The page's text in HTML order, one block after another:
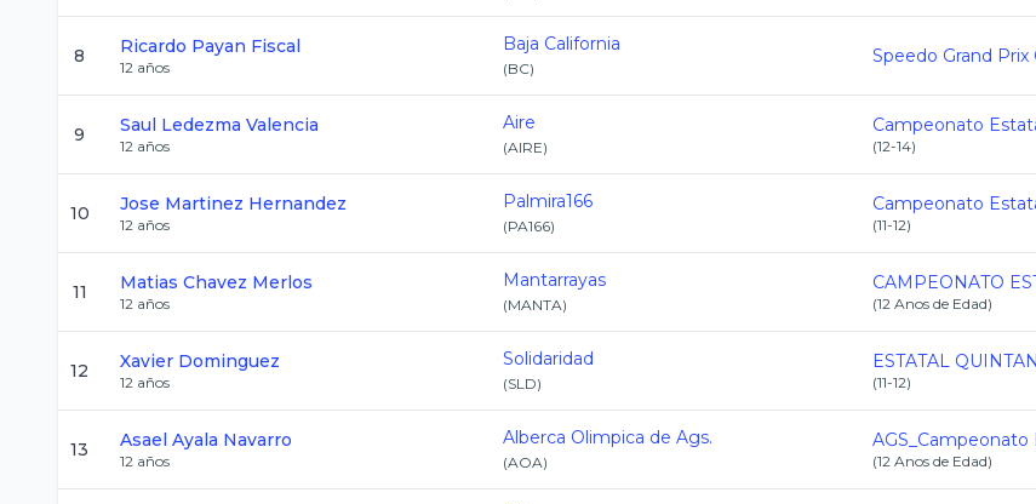
8 Ricardo Payan Fiscal
12 años
Baja California
(BC)
9 Saul Ledezma Valencia
12 años
Aire
(AIRE) (12-14)
10 Jose Martinez Hernandez
12 años
Palmira166
(PA166) (11-12)
11 Matias Chavez Merlos
12 años
Mantarrayas
(MANTA) (12 Anos de Edad)
12 Xavier Dominguez
12 años
Solidaridad
(SLD) (11-12)
13 Asael Ayala Navarro
12 años
Alberca Olimpica de Ags.
(AOA) (12 Anos de Edad)